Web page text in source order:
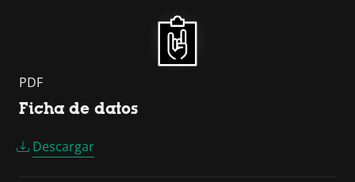
PDF
Ficha de datos
Descargar